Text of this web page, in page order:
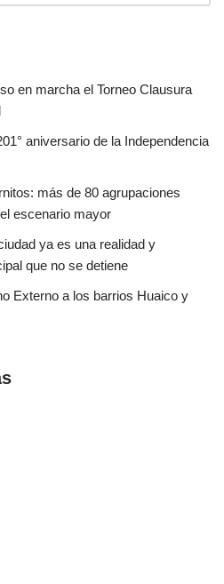
en marcha el Torneo Clausura
aniversario de la Independencia
más de 80 agrupaciones
escenario mayor
ya es una realidad y
que no se detiene
Externo a los barrios Huaico y